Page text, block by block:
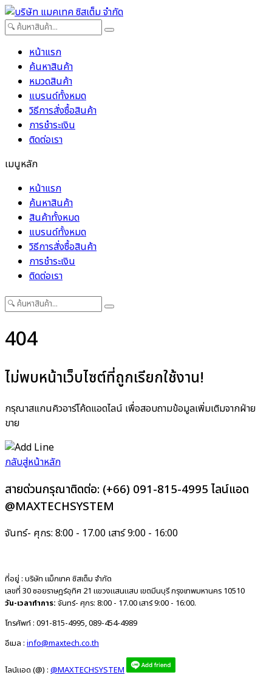
หน้าแรก
ค้นหาสินค้า
หมวดสินค้า
แบรนด์ทั้งหมด
วิธีการสั่งซื้อสินค้า
การชำระเงิน
ติดต่อเรา
เมนูหลัก
หน้าแรก
ค้นหาสินค้า
สินค้าทั้งหมด
แบรนด์ทั้งหมด
วิธีการสั่งซื้อสินค้า
การชำระเงิน
ติดต่อเรา
404
ไม่พบหน้าเว็บไซต์ที่ถูกเรียกใช้งาน!
กรุณาสแกนคิวอาร์โค้ดแอดไลน์ เพื่อสอบถามข้อมูลเพิ่มเติมจากฝ่าย
ขาย
กลับสู่หน้าหลัก
สายด่วนกรุณาติดต่อ: (+66) 091-815-4995 ไลน์แอด
@MAXTECHSYSTEM
จันทร์- ศุกร: 8:00 - 17.00 เสาร์ 9:00 - 16:00
ที่อยู่ : บริษัท แม็กเทค ซิสเต็ม จำกัด
เลขที่ 30 ซอยราษฎร์อุทิศ 21 แขวงแสนแสบ เขตมีนบุรี กรุงเทพมหานคร 10510
วัน-เวลาทำการ: จันทร์- ศุกร: 8:00 - 17.00 เสาร์ 9:00 - 16:00.
โทรศัพท์ : 091-815-4995, 089-454-4989
อีเมล : info@maxtech.co.th
ไลน์แอด (@) : @MAXTECHSYSTEM